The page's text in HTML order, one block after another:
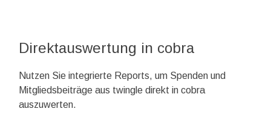
Direktauswertung in cobra
Nutzen Sie integrierte Reports, um Spenden und
Mitgliedsbeiträge aus twingle direkt in cobra
auszuwerten.